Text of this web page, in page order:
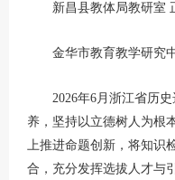
新昌县教体局教研室
金华市教育教学研究
2026年6月浙江省历史
养，坚持以立德树人为根
上推进命题创新，将知识
合，充分发挥选拔人才与